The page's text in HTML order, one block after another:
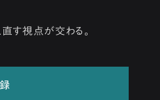
す視点が交わる。